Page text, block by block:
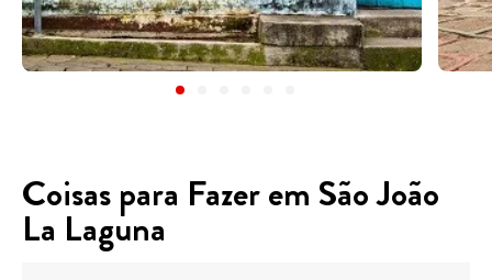
Coisas para Fazer em São João
La Laguna